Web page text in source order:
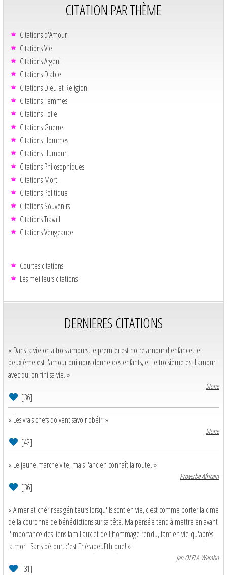
CITATION PAR THÈME
Citations d'Amour
Citations Vie
Citations Argent
Citations Diable
Citations Dieu et Religion
Citations Femmes
Citations Folie
Citations Guerre
Citations Hommes
Citations Humour
Citations Philosophiques
Citations Mort
Citations Politique
Citations Souvenirs
Citations Travail
Citations Vengeance
Courtes citations
Les meilleurs citations
DERNIERES CITATIONS
« Dans la vie on a trois amours, le premier est notre amour d'enfance, le
deuxième est l'amour qui nous donne des enfants, et le troisième est l'amour
avec qui on fini sa vie. »
Stone
[36]
« Les vrais chefs doivent savoir obéir. »
Stone
[42]
« Le jeune marche vite, mais l'ancien connaît la route. »
Proverbe Africain
[36]
« Aimer et chérir ses géniteurs lorsqu'ils sont en vie, c'est comme porter la cime
de la couronne de bénédictions sur sa tête. Ma pensée tend à mettre en avant
l'importance des liens familiaux et de l'hommage rendu, tant en vie qu'après
la mort. Sans détour, c'est ThérapeuEthique! »
Jah OLELA Wembo
[31]